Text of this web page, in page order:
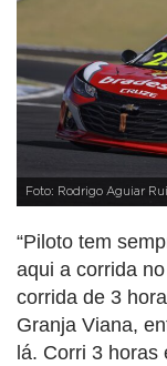
Foto: Rodrigo Aguiar
“Piloto tem
aqui a corrida
corrida de 3
Granja Viana,
lá. Corri 3